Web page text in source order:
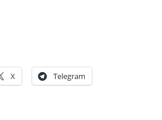
X Telegram